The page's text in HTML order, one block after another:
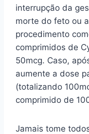
interrupção da
morte do feto ou
procedimento
comprimidos de
50mcg. Caso,
aumente a dose
(totalizando
comprimido de
Jamais tome